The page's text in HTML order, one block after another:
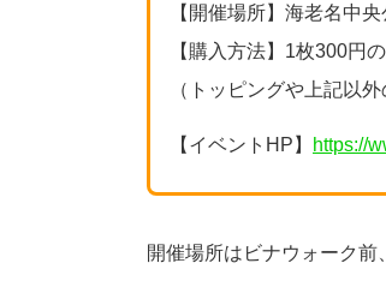
【開催場所】海老名中
【購入方法】1枚300円
（トッピングや上記以
【イベントHP】 https://
開催場所はビナウォーク前